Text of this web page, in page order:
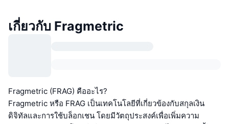
เกี่ยวกับ Fragmetric
Fragmetric (FRAG) คืออะไร?
Fragmetric หรือ FRAG เป็นเทคโนโลยีที่เกี่ยวข้องกับสกุลเงิน
ดิจิทัลและการใช้บล็อกเชน โดยมีวัตถุประสงค์เพื่อเพิ่มความ